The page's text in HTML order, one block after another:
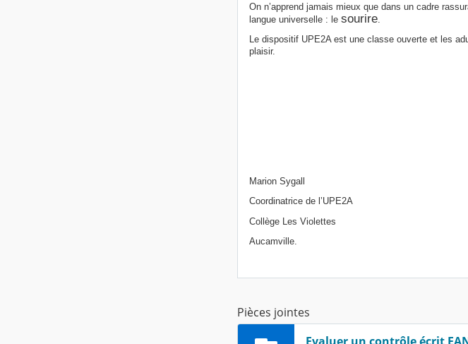
On n’apprend jamais mieux que dans un cadre
langue universelle : le sourire
Le dispositif UPE2A est une classe ouverte et les
plaisir.
Marion Sygall
Coordinatrice de l’UPE2A
Collège Les Violettes
Aucamville.
Pièces jointes